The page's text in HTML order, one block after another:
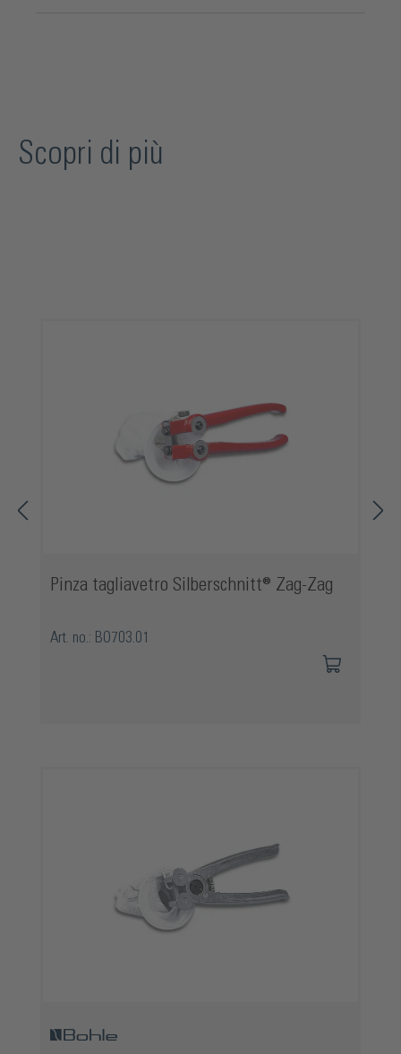
Scopri di più
Pinza tagliavetro Silberschnitt® Zag-Zag
Art. no.: BO703.01